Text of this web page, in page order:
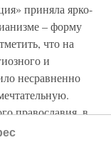
приняла ярко-
– форму
что на
и
несравненно
православия, в
страстной